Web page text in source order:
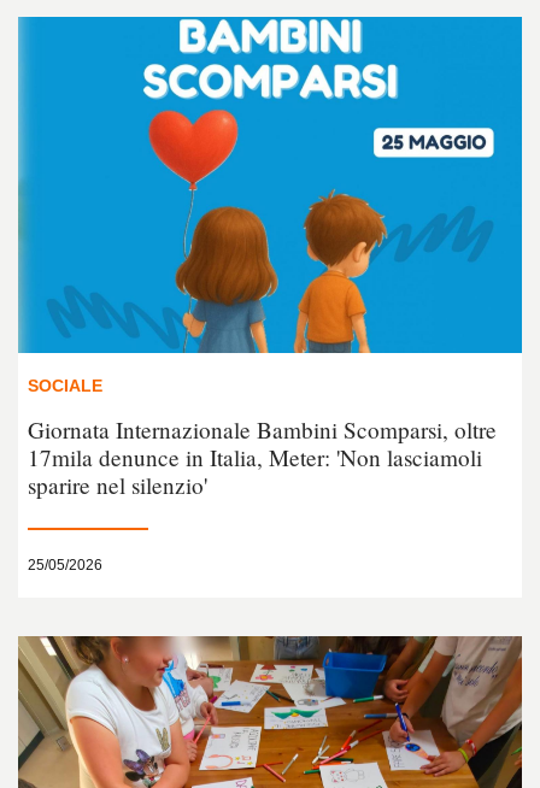
SOCIALE
Giornata Internazionale Bambini Scomparsi, oltre
17mila denunce in Italia, Meter: 'Non lasciamoli
sparire nel silenzio'
25/05/2026